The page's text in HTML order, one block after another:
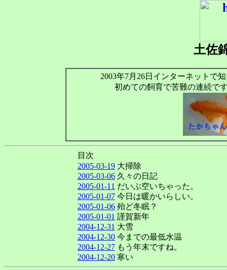
土佐
2003年7月26日インターネットで
初めての飼育で苦難の連続で
目次
2005-03-19 大掃除
2005-03-06 久々の日記
2005-01-11 だいぶ空いちゃった。
2005-01-07 今日は暖かいらしい。
2005-01-06 殆ど冬眠？
2005-01-01 謹賀新年
2004-12-31 大雪
2004-12-30 今までの最低水温
2004-12-27 もう年末ですね。
2004-12-20 寒い